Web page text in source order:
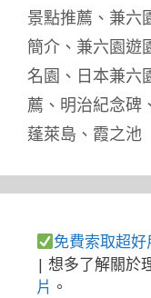
景點推薦 、 兼六
簡介 、 兼六園遊
名園 、 日本兼六
薦 、 明治紀念碑
蓬萊島 、 霞之池
免費索取超
| 想多了解關於
片 。